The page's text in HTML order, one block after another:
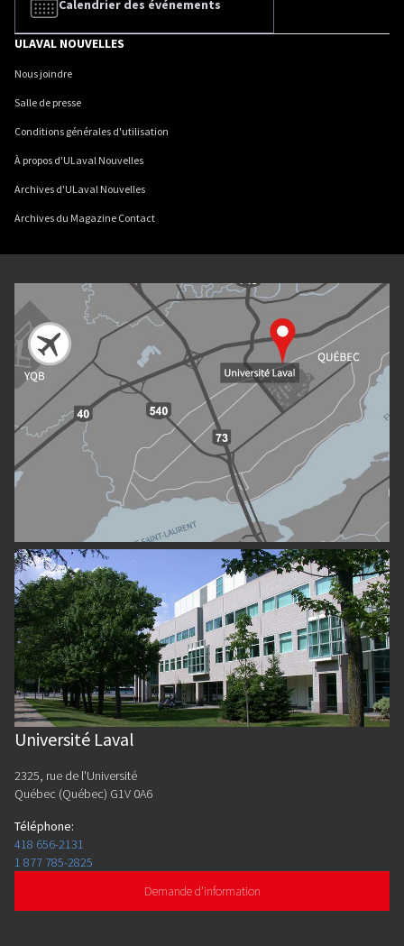
Calendrier des événements
ULAVAL NOUVELLES
Nous joindre
Salle de presse
Conditions générales d'utilisation
À propos d'ULaval Nouvelles
Archives d'ULaval Nouvelles
Archives du Magazine Contact
Université Laval
2325, rue de l'Université
Québec (Québec) G1V 0A6
Téléphone:
418 656-2131
1 877 785-2825
Demande d'information